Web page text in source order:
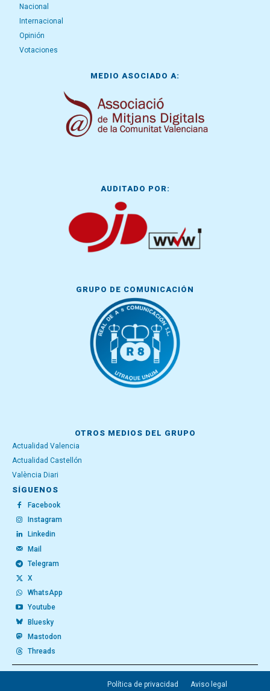
Nacional
Internacional
Opinión
Votaciones
MEDIO ASOCIADO A:
AUDITADO POR:
GRUPO DE COMUNICACIÓN
OTROS MEDIOS DEL GRUPO
Actualidad Valencia
Actualidad Castellón
València Diari
SÍGUENOS
Facebook
Instagram
Linkedin
Mail
Telegram
X
WhatsApp
Youtube
Bluesky
Mastodon
Threads
Política de privacidad Aviso legal